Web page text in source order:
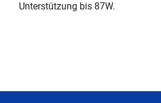
Unterstützung bis 87W.